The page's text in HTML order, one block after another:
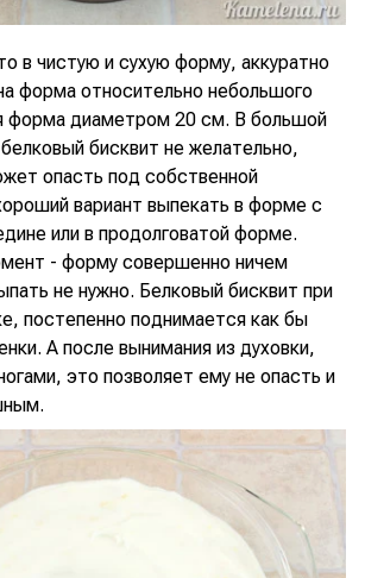
в чистую и сухую форму, аккуратно
форма относительно небольшого
форма диаметром 20 см. В большой
бисквит не желательно,
опасть под собственной
вариант выпекать в форме с
или в продолговатой форме.
- форму совершенно ничем
не нужно. Белковый бисквит при
постепенно поднимается как бы
А после вынимания из духовки,
это позволяет ему не опасть и